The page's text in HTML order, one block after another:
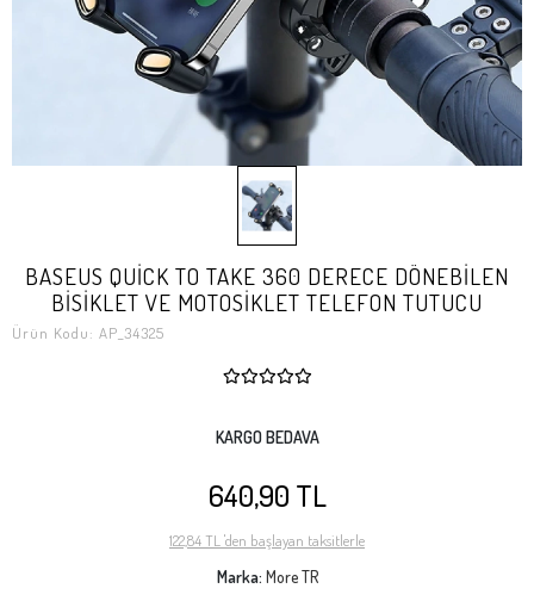
BASEUS QUİCK TO TAKE 360 DERECE DÖNEBİLEN
BİSİKLET VE MOTOSİKLET TELEFON TUTUCU
Ürün Kodu: AP_34325
KARGO BEDAVA
640,90 TL
122,84 TL 'den başlayan taksitlerle
Marka: More TR